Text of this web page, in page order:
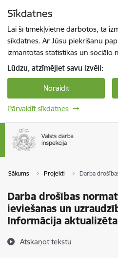
Sīkdatnes
Lai šī tīmekļvietne darbotos, tā
sīkdatnes. Ar Jūsu piekrišanu
izmantotas statistikas un sociālo
Lūdzu, atzīmējiet savu izvēli:
Noraidīt
Pārvaldīt sīkdatnes
Sākums Projekti Darba
Darba drošības
ieviešanas un
Informācija
Atskaņot tekstu